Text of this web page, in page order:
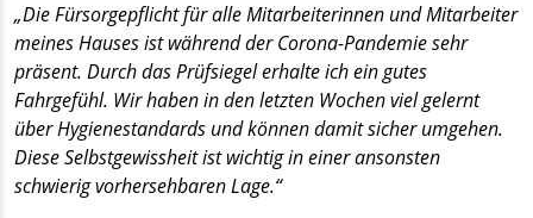
„Die Fürsorgepflicht für alle Mitarbeiterinnen und Mitarbeiter
meines Hauses ist während der Corona-Pandemie sehr
präsent. Durch das Prüfsiegel erhalte ich ein gutes
Fahrgefühl. Wir haben in den letzten Wochen viel gelernt
über Hygienestandards und können damit sicher umgehen.
Diese Selbstgewissheit ist wichtig in einer ansonsten
schwierig vorhersehbaren Lage.“